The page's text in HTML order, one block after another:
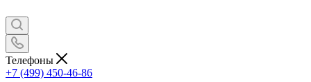
Телефоны
+7 (499) 450-46-86